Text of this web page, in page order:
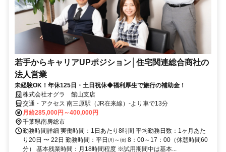
若手からキャリアUPポジション│住宅関連総合商社の
法人営業
未経験OK！年休125日・土日祝休◆福利厚生で旅行の補助金！
株式会社オグラ 館山支店
交通・アクセス 南三原駅（JR在来線）-より車で13分
月給285,000円～400,000円
千葉県南房総市
勤務時間詳細 実働時間：1日あたり8時間 平均勤務日数：1ヶ月あた
り20日 〜 22日 勤務時間：平日㈪～㈮ 8：00～17：00（休憩時間60
分） 基本残業時間：月18時間程度 ※試用期間中は基本...